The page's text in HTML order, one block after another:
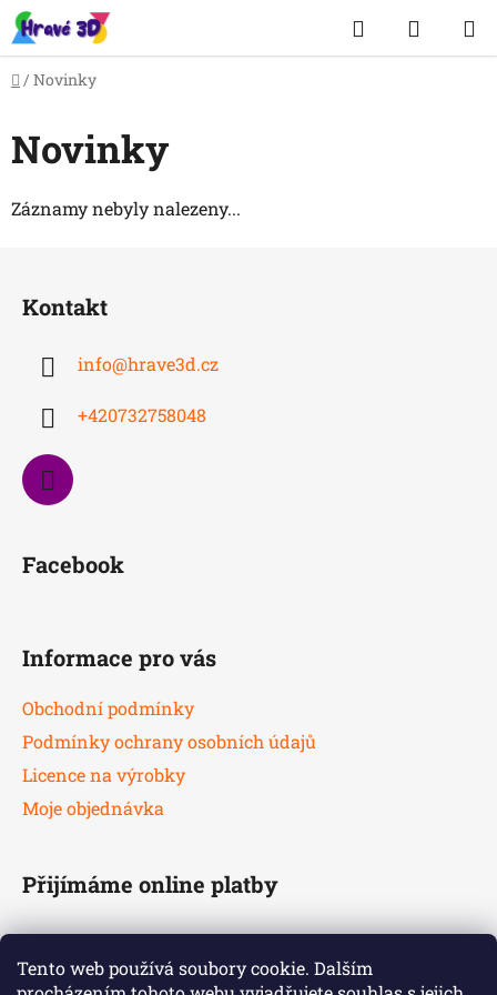
Tento web používá soubory cookie. Dalším
Přejít
na
obsah
Hledat
KOŠÍK
Domů
/ Novinky
Novinky
Záznamy nebyly nalezeny...
Kontakt
info@hrave3d.cz
+420732758048
Facebook
Informace pro vás
Obchodní podmínky
Podmínky ochrany osobních údajů
Licence na výrobky
Moje objednávka
Přijímáme online platby